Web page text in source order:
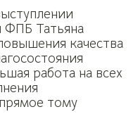
ФПБ Татьяна
качества
работа на всех
тому